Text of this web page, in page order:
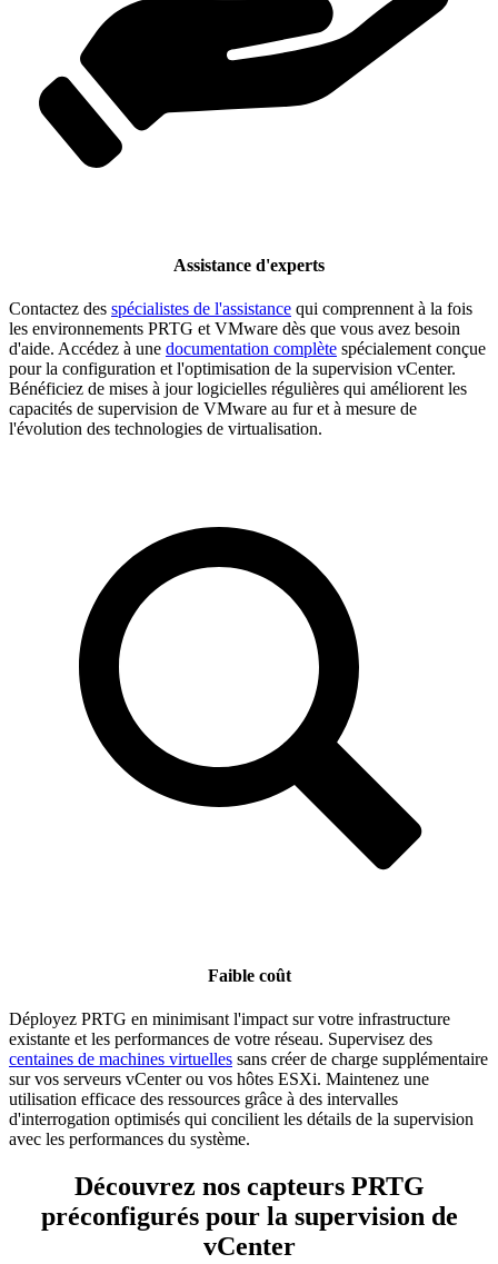
Assistance d'experts
Contactez des spécialistes de l'assistance qui comprennent à la fois
les environnements PRTG et VMware dès que vous avez besoin
d'aide. Accédez à une documentation complète spécialement conçue
pour la configuration et l'optimisation de la supervision vCenter.
Bénéficiez de mises à jour logicielles régulières qui améliorent les
capacités de supervision de VMware au fur et à mesure de
l'évolution des technologies de virtualisation.
Faible coût
Déployez PRTG en minimisant l'impact sur votre infrastructure
existante et les performances de votre réseau. Supervisez des
centaines de machines virtuelles sans créer de charge supplémentaire
sur vos serveurs vCenter ou vos hôtes ESXi. Maintenez une
utilisation efficace des ressources grâce à des intervalles
d'interrogation optimisés qui concilient les détails de la supervision
avec les performances du système.
Découvrez nos capteurs PRTG
préconfigurés pour la supervision de
vCenter